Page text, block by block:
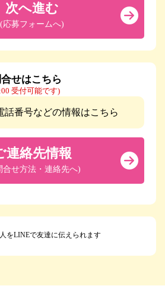
次へ進む
(応募フォームへ)
せはこちら
受付可能です)
話番号などの情報はこちら
連絡先情報
合せ方法・連絡先へ)
をLINEで友達に伝えられます